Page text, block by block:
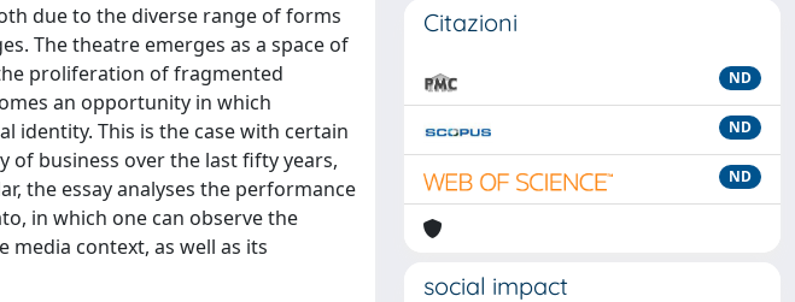
due to the diverse range of forms
The theatre emerges as a space of
proliferation of fragmented
an opportunity in which
identity. This is the case with certain
business over the last fifty years,
the essay analyses the performance
in which one can observe the
context, as well as its
Citazioni
ND
ND
ND
social impact